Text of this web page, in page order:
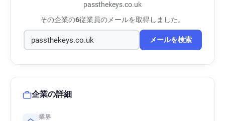
passthekeys.co.uk
その企業の6従業員のメールを取得しました。
メールを検索
企業の詳細
業界